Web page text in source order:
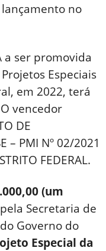
lançamento no
a ser promovida
Especiais
em 2022, terá
vencedor
DE
– PMI Nº 02/2021
FEDERAL.
(um
Secretaria de
Governo do
Especial da